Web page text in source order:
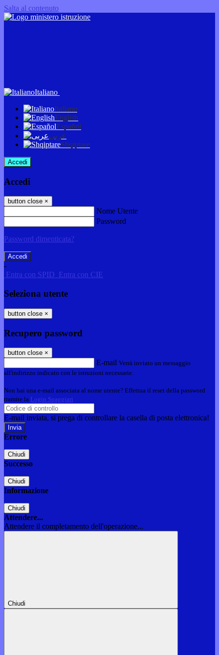
Salta al contenuto
Italiano
Italiano
English
Español
عربى
Shqiptare
Accedi
Accedi
button close ×
Nome Utente
Password
Password dimenticata?
-
Entra con SPID Entra con CIE
Seleziona utente
button close ×
Recupero password
button close ×
E-mail Verrà inviato un messaggio
all'indirizzo indicato con le istruzioni necessarie.
Non hai una e-mail associata al nome utente? Effettua il reset della password
tramite la Login Spaggiari
E-mail inviata, si prega di controllare la casella di posta elettronica!
Errore
Chiudi
Successo
Chiudi
Informazione
Chiudi
Attendere...
Attendere il completamento dell'operazione...
Chiudi